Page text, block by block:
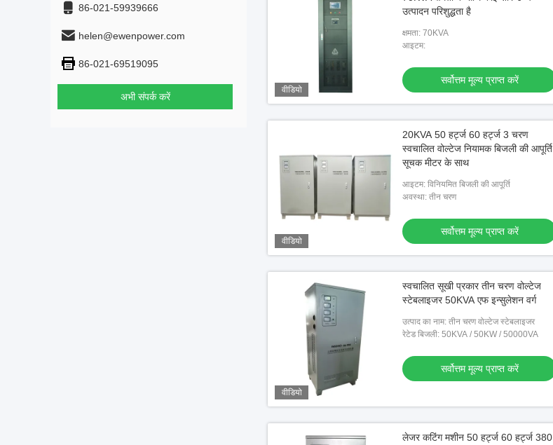
86-021-59939666
helen@ewenpower.com
86-021-69519095
अभी संपर्क करें
वीडियो
उत्पादन परिशुद्धता है
क्षमता: 70KVA
आइटम:
सर्वोत्तम मूल्य प्राप्त करें
वीडियो
20KVA 50 हर्ट्ज 60 हर्ट्ज 3 चरण
स्वचालित वोल्टेज नियामक बिजली की आपूर्ति
सूचक मीटर के साथ
आइटम: विनियमित बिजली की आपूर्ति
अवस्था: तीन चरण
सर्वोत्तम मूल्य प्राप्त करें
वीडियो
स्वचालित सूखी प्रकार तीन चरण वोल्टेज
स्टेबलाइजर 50KVA एफ इन्सुलेशन वर्ग
उत्पाद का नाम: तीन चरण वोल्टेज स्टेबलाइजर
रेटेड बिजली: 50KVA / 50KW / 50000VA
सर्वोत्तम मूल्य प्राप्त करें
लेजर कटिंग मशीन 50 हर्ट्ज 60 हर्ट्ज 380